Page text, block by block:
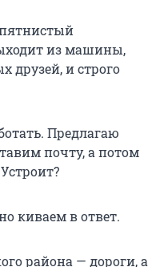
из машины,
друзей, и строго
Предлагаю
почту, а потом
киваем в ответ.
района — дороги, а